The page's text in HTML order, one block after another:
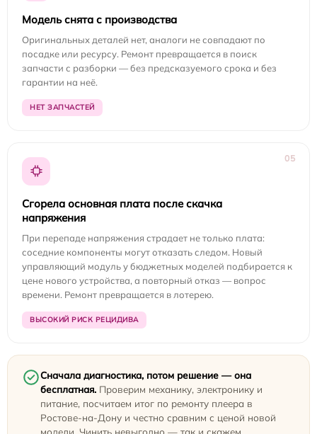
Модель снята с производства
Оригинальных деталей нет, аналоги не совпадают по
посадке или ресурсу. Ремонт превращается в поиск
запчасти с разборки — без предсказуемого срока и без
гарантии на неё.
НЕТ ЗАПЧАСТЕЙ
05
Сгорела основная плата после скачка
напряжения
При перепаде напряжения страдает не только плата:
соседние компоненты могут отказать следом. Новый
управляющий модуль у бюджетных моделей подбирается к
цене нового устройства, а повторный отказ — вопрос
времени. Ремонт превращается в лотерею.
ВЫСОКИЙ РИСК РЕЦИДИВА
Сначала диагностика, потом решение — она
бесплатная. Проверим механику, электронику и
питание, посчитаем итог по ремонту плеера в
Ростове-на-Дону и честно сравним с ценой новой
модели. Чинить невыгодно — так и скажем.